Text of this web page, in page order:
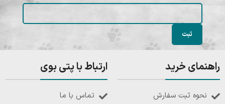
راهنمای خرید
نحوه ثبت سفارش
ارتباط با پتی بوی
تماس با ما